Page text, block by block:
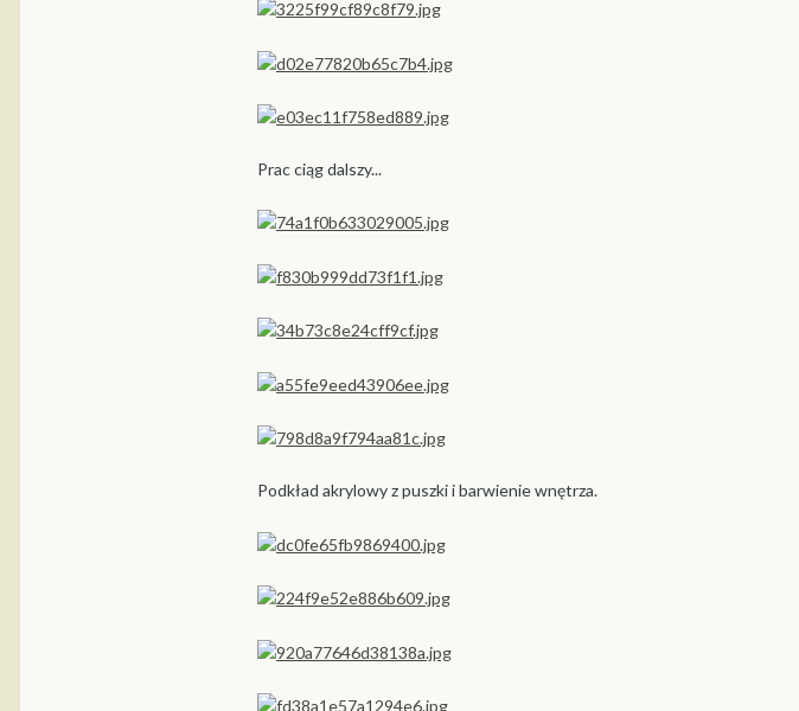
Prac ciąg dalszy...
Podkład akrylowy z puszki i barwienie wnętrza.